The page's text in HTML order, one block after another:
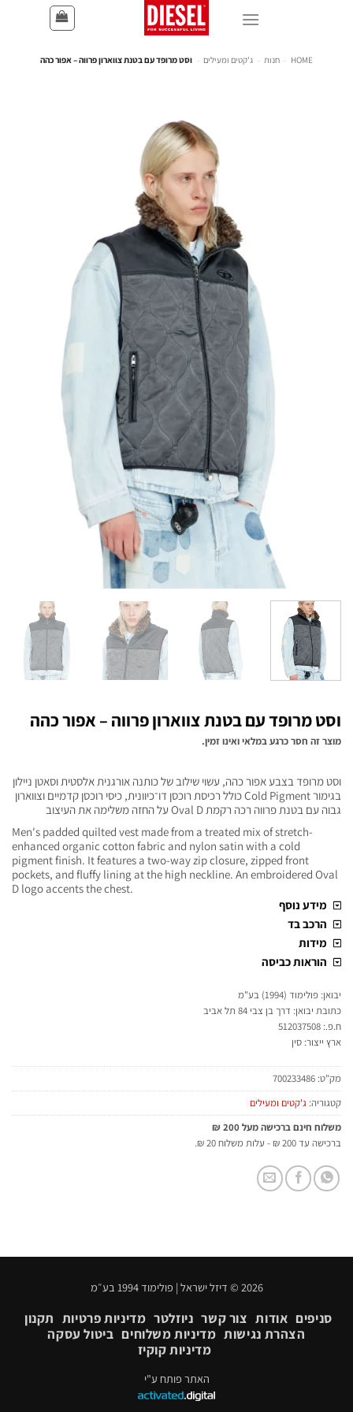
HOME
- חנות - ג'קטים ומעילים - וסט מרופד עם בטנת צווארון פרווה – אפור כהה
וסט מרופד עם בטנת צווארון פרווה – אפור כהה
מוצר זה חסר כרגע במלאי ואינו זמין.
וסט מרופד בצבע אפור כהה, עשוי שילוב של כותנה אורגנית אלסטית וסאטן ניילון
בגימור Cold Pigment כולל רכיסת רוכסן דו־כיוונית, כיסי רוכסן קדמיים וצווארון
גבוה עם בטנת פרווה רכה רקמת Oval D על החזה משלימה את העיצוב
Men's padded quilted vest made from a treated mix of stretch-
enhanced organic cotton fabric and nylon satin with a cold
pigment finish. It features a two-way zip closure, zipped front
pockets, and fluffy lining at the high neckline. An embroidered Oval
D logo accents the chest.
מידע נוסף
הרכב בד
מידות
הוראות כביסה
יבואן: פולימוד (1994) בע"מ
כתובת יבואן: דרך בן צבי 84 תל אביב
ח.פ.: 512037508
ארץ ייצור: סין
מק"ט: 700233486
קטגוריה: ג'קטים ומעילים
משלוח חינם ברכישה מעל 200 ₪
ברכישה עד 200 ₪ - עלות משלוח 20 ₪.
2026 © דיזל ישראל | פולימוד 1994 בע״מ
סניפים אודות צור קשר ניוזלטר מדיניות פרטיות תקנון
הצהרת נגישות מדיניות משלוחים ביטול עסקה
מדיניות קוקיז
האתר פותח ע"י